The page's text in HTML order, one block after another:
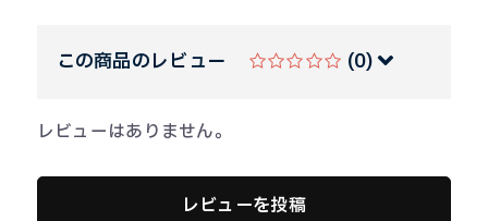
この商品のレビュー ☆☆☆☆☆ (0)
レビューはありません。
レビューを投稿